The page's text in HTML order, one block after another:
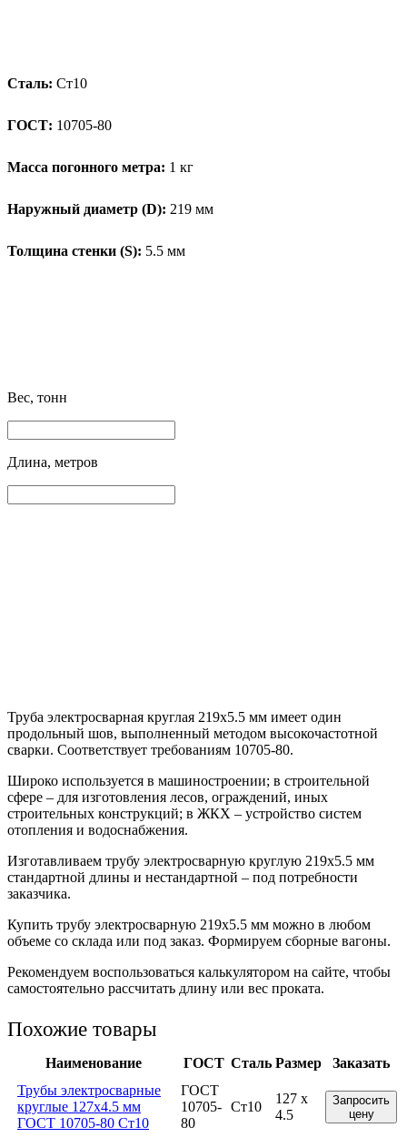
Сталь: Ст10
ГОСТ: 10705-80
Масса погонного метра: 1 кг
Наружный диаметр (D): 219 мм
Толщина стенки (S): 5.5 мм
Вес, тонн
Длина, метров
Труба электросварная круглая 219х5.5 мм имеет один
продольный шов, выполненный методом высокочастотной
сварки. Соответствует требованиям 10705-80.
Широко используется в машиностроении; в строительной
сфере – для изготовления лесов, ограждений, иных
строительных конструкций; в ЖКХ – устройство систем
отопления и водоснабжения.
Изготавливаем трубу электросварную круглую 219х5.5 мм
стандартной длины и нестандартной – под потребности
заказчика.
Купить трубу электросварную 219х5.5 мм можно в любом
объеме со склада или под заказ. Формируем сборные вагоны.
Рекомендуем воспользоваться калькулятором на сайте, чтобы
самостоятельно рассчитать длину или вес проката.
Похожие товары
Наименование ГОСТ Сталь Размер
Заказать
Трубы электросварные
круглые 127x4.5 мм
ГОСТ 10705-80 Ст10
ГОСТ
10705-
80
Ст10
127 x
4.5
Запросить
цену